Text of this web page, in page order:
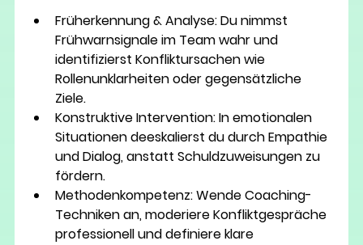
Früherkennung & Analyse: Du nimmst
Frühwarnsignale im Team wahr und
identifizierst Konfliktursachen wie
Rollenunklarheiten oder gegensätzliche
Ziele.
Konstruktive Intervention: In emotionalen
Situationen deeskalierst du durch Empathie
und Dialog, anstatt Schuldzuweisungen zu
fördern.
Methodenkompetenz: Wende Coaching-
Techniken an, moderiere Konfliktgespräche
professionell und definiere klare